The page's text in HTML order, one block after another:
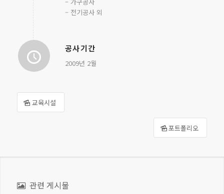
– 전기공사 외
공사기간
2009년 2월
교육시설
포트폴리오
관련 게시물